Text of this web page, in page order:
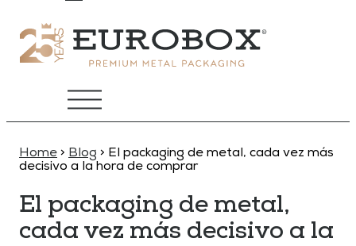
Home > Blog > El packaging de metal, cada vez más
decisivo a la hora de comprar
El packaging de metal,
cada vez más decisivo a la